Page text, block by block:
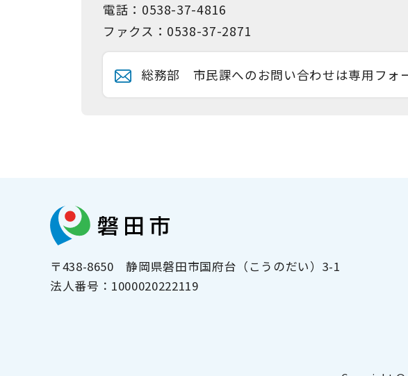
電話：0538-37-4816
ファクス：0538-37-2871
総務部 市民課へのお問い合わせは専用フォ
〒438-8650静岡県磐田市国府台（こうのだい）3-1
法人番号： 1000020222119